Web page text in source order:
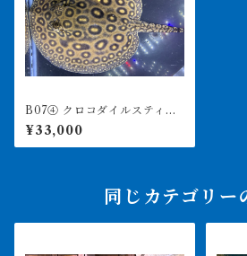
B07④ クロコダイルスティン
¥33,000
同じカテゴリー